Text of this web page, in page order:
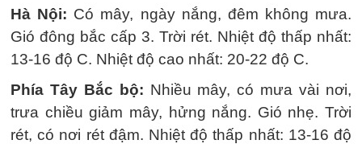
Hà Nội: Có mây, ngày nắng, đêm không mưa.
Gió đông bắc cấp 3. Trời rét. Nhiệt độ thấp nhất:
13-16 độ C. Nhiệt độ cao nhất: 20-22 độ C.
Phía Tây Bắc bộ: Nhiều mây, có mưa vài nơi,
trưa chiều giảm mây, hửng nắng. Gió nhẹ. Trời
rét, có nơi rét đậm. Nhiệt độ thấp nhất: 13-16 độ